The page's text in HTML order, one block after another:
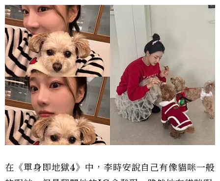
在《單身即地獄4》中，李時安說自己有像貓咪一般